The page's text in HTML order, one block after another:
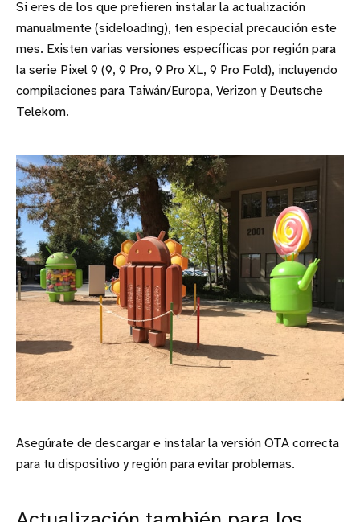
Si eres de los que prefieren instalar la actualización
manualmente (sideloading), ten especial precaución este
mes. Existen varias versiones específicas por región para
la serie Pixel 9 (9, 9 Pro, 9 Pro XL, 9 Pro Fold), incluyendo
compilaciones para Taiwán/Europa, Verizon y Deutsche
Telekom.
Asegúrate de descargar e instalar la versión OTA correcta
para tu dispositivo y región para evitar problemas.